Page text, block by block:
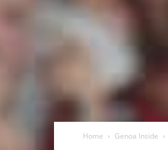
Home Genoa Inside